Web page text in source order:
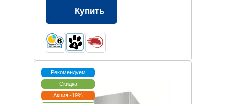
Купить
Рекомендуем
Скидка
Акция -19%